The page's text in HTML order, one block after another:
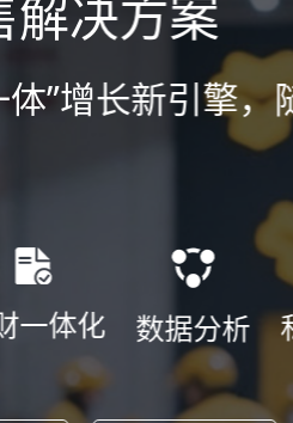
解决方案
体”增长新引擎，
一体化 数据分析